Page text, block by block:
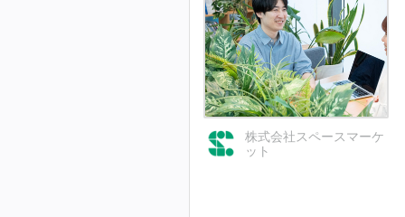
株式会社スペースマーケ
ット